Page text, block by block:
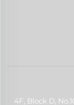
412, 4F, Block D,